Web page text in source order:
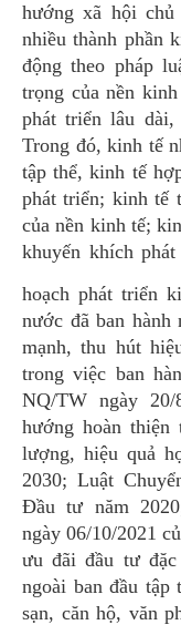
hướng xã hội
nhiều thành phần
động theo pháp
trọng của nền
phát triển lâu dài,
Trong đó, kinh tế
tập thể, kinh tế
phát triển; kinh tế
của nền kinh tế;
khuyến khích
hoạch phát triển
nước đã ban hành
mạnh, thu hút
trong việc ban
NQ/TW ngày
hướng hoàn thiện
lượng, hiệu quả
2030; Luật
Đầu tư năm
ngày 06/10/2021
ưu đãi đầu tư
ngoài ban đầu tập
sạn, căn hộ, văn